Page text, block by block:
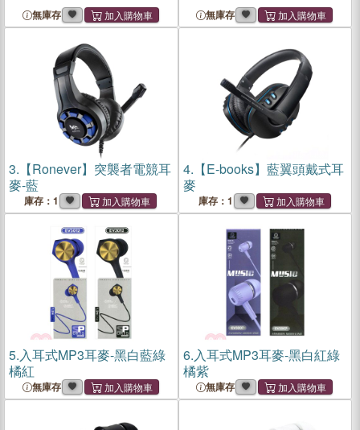
無庫存 無庫存
3. 【Ronever】突襲者電競耳
麥-藍
庫存：1
4. 【E-books】藍翼頭戴式耳
麥
庫存：1
5.入耳式MP3耳麥-黑白藍綠
橘紅
無庫存
6.入耳式MP3耳麥-黑白紅綠
橘紫
無庫存